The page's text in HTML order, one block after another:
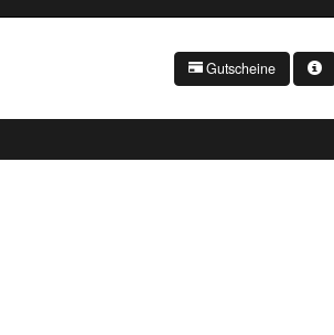
Gutscheine